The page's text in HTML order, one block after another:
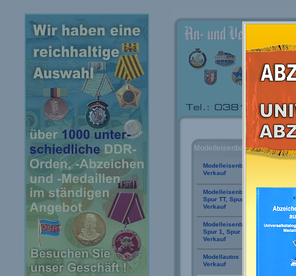
Modelleisenbahn:
Modelleisenbahn Spur H0
Verkauf
Modelleisenbahn
Spur TT, Spur N, Spur Z
Verkauf
Modelleisenbahn
Spur 1, Spur 0, Spur S
Verkauf
Modellautos
Verkauf